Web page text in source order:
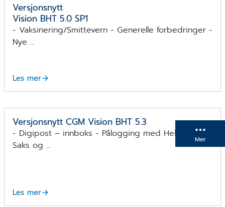
Mer
Versjonsnytt
Vision BHT 5.0 SP1
- Vaksinering/Smittevern - Generelle forbedringer -
Nye ...
Les mer
Versjonsnytt CGM Vision BHT 5.3
- Digipost – innboks - Pålogging med Helse-ID -
Saks og ...
Les mer